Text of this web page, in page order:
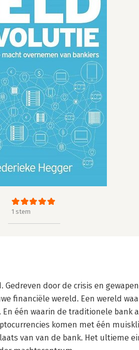
1 stem
Gedreven door de crisis en
financiële wereld. Een wereld
één waarin de traditionele bank
komen met één
van van de bank. Het ultieme